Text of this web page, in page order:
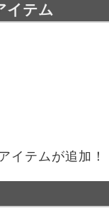
イテム
イテムが追加！